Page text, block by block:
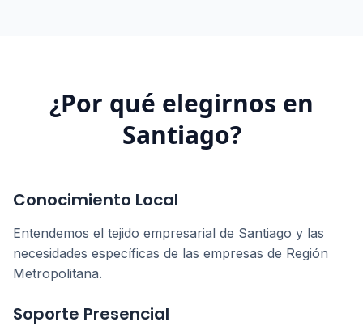
¿Por qué elegirnos en
Santiago?
Conocimiento Local
Entendemos el tejido empresarial de Santiago y las
necesidades específicas de las empresas de Región
Metropolitana.
Soporte Presencial